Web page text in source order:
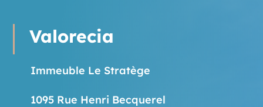
Valorecia
Immeuble Le Stratège
1095 Rue Henri Becquerel